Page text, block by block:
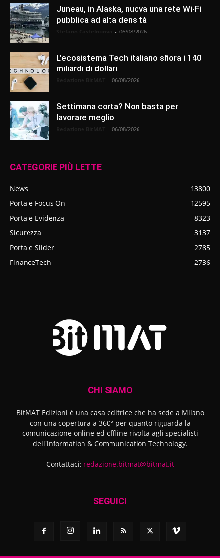
Juneau, in Alaska, nuova una rete Wi-Fi
pubblica ad alta densità
- 06/08/2026
L’ecosistema Tech italiano sfiora i 140
miliardi di dollari
- 06/08/2026
Settimana corta? Non basta per
lavorare meglio
- 06/08/2026
CATEGORIE PIÙ LETTE
News
13800
Portale Focus On
12595
Portale Evidenza
8323
Sicurezza
3137
Portale Slider
2785
FinanceTech
2736
CHI SIAMO
BitMAT Edizioni è una casa editrice che ha sede a Milano
con una copertura a 360° per quanto riguarda la
comunicazione online ed offline rivolta agli specialisti
dell'lnformation & Communication Technology.
Contattaci: redazione.bitmat@bitmat.it
SEGUICI